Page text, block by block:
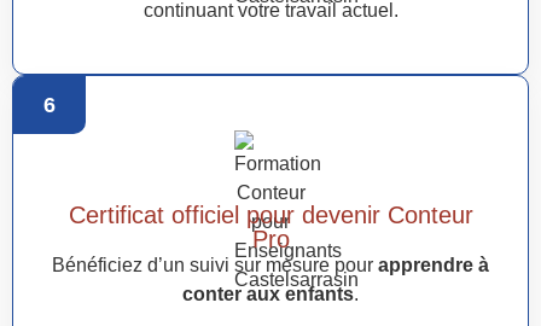
continuant votre travail actuel.
6
Certificat officiel pour devenir Conteur
Pro
Bénéficiez d’un suivi sur mesure pour apprendre à
conter aux enfants.